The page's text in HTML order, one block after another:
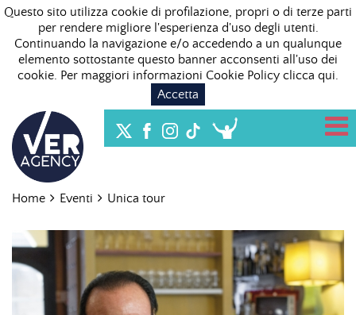
Questo sito utilizza cookie di profilazione, propri o di terze parti
per rendere migliore l'esperienza d'uso degli utenti.
Continuando la navigazione e/o accedendo a un qualunque
elemento sottostante questo banner acconsenti all'uso dei
cookie. Per maggiori informazioni Cookie Policy clicca qui.
Accetta
Home Eventi Unica tour